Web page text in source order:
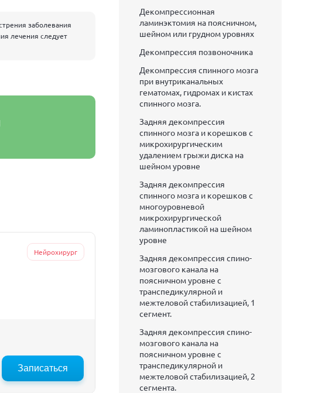
заболевания
лечения следует
Нейрохирург
20:20Записаться
Декомпрессионная
ламинэктомия на поясничном,
шейном или грудном уровнях
Декомпрессия позвоночника
Декомпрессия спинного мозга
при внутриканальных
гематомах, гидромах и кистах
спинного мозга.
Задняя декомпрессия
спинного мозга и корешков с
микрохирургическим
удалением грыжи диска на
шейном уровне
Задняя декомпрессия
спинного мозга и корешков с
многоуровневой
микрохирургической
ламинопластикой на шейном
уровне
Задняя декомпрессия спино-
мозгового канала на
поясничном уровне с
транспедикулярной и
межтеловой стабилизацией, 1
сегмент.
Задняя декомпрессия спино-
мозгового канала на
поясничном уровне с
транспедикулярной и
межтеловой стабилизацией, 2
сегмента.